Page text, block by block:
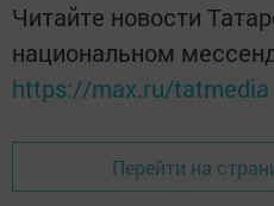
Читайте новости
национальном
https://max.ru/tatmedia
Перейти на